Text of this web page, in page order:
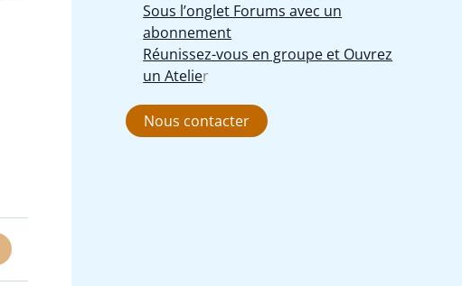
Sous l’onglet Forums avec un
abonnement
Réunissez-vous en groupe et Ouvrez
un Atelier
Nous contacter